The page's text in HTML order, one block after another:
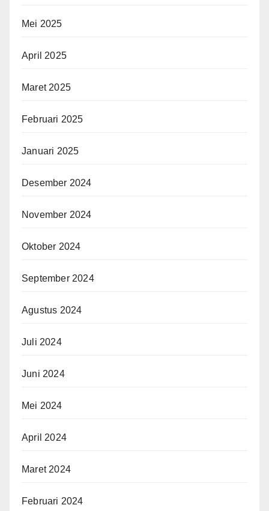
Mei 2025
April 2025
Maret 2025
Februari 2025
Januari 2025
Desember 2024
November 2024
Oktober 2024
September 2024
Agustus 2024
Juli 2024
Juni 2024
Mei 2024
April 2024
Maret 2024
Februari 2024